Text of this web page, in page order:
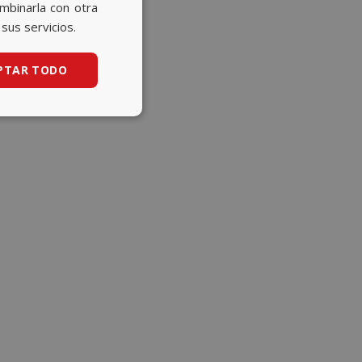
ENGLISH
con otra
servicios.
TODO